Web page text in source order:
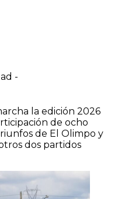
-
la edición 2026
de ocho
de El Olimpo y
dos partidos